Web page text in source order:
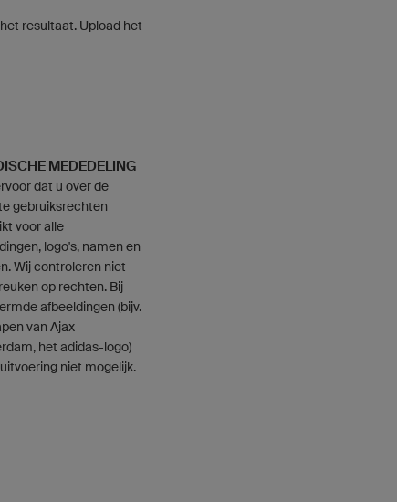
resultaat. Upload het
MEDEDELING
dat u over de
gebruiksrechten
voor alle
logo's, namen en
Wij controleren niet
op rechten. Bij
afbeeldingen (bijv.
van Ajax
het adidas-logo)
niet mogelijk.